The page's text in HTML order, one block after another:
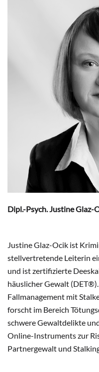
Dipl.-Psych. Justine Glaz-
Justine Glaz-Ocik ist
stellvertretende Leiterin
und ist zertifizierte
häuslicher Gewalt
Fallmanagement mit
forscht im Bereich
schwere Gewaltdelikte
Online-Instruments zur
Partnergewalt und